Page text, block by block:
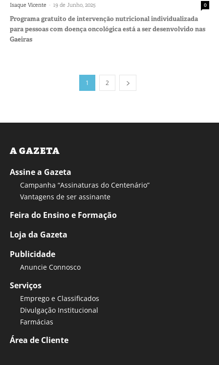
Isaque Vicente - 19 de Junho, 2025 0
Programa gratuito de intervenção nutricional individualizada
para pessoas com doença oncológica está a ser desenvolvido nas
Gaeiras
1 2
A GAZETA
Assine a Gazeta
Campanha “Assinaturas do Centenário”
Vantagens de ser assinante
Feira do Ensino e Formação
Loja da Gazeta
Publicidade
Anuncie Connosco
Serviços
Emprego e Classificados
Divulgação Institucional
Farmácias
Área de Cliente